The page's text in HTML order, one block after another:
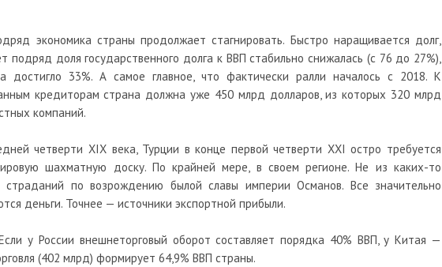
экономика страны продолжает стагнировать. Быстро наращивается долг,
подряд доля государственного долга к ВВП стабильно снижалась (с 76 до 27%),
достигло 33%. А самое главное, что фактически ралли началось с 2018. К
кредиторам страна должна уже 450 млрд долларов, из которых 320 млрд
компаний.
четверти XIX века, Турции в конце первой четверти XXI остро требуется
шахматную доску. По крайней мере, в своем регионе. Не из каких-то
страданий по возрождению былой славы империи Османов. Все значительно
деньги. Точнее — источники экспортной прибыли.
у России внешнеторговый оборот составляет порядка 40% ВВП, у Китая —
(402 млрд) формирует 64,9% ВВП страны.